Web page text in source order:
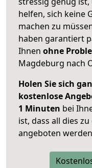
helfen, sich keine
machen zu
haben garantiert
Ihnen ohne
Magdeburg nach
Holen Sie sich
kostenlose
1 Minuten bei
ist, dass all dies
angeboten